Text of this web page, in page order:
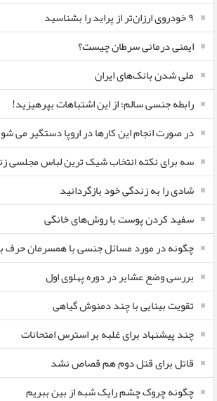
٩ خودروی ارزان‌تر از پراید را بشناسید
ایمنی درمانی سرطان چیست؟
ملی شدن بانک‌های ایران
رابطه جنسی سالم؛ از این اشتباهات بپرهیزید!
در صورت انجام این کارها در اروپا دستگیر می
سه برای نکته انتخاب شیک ترین لباس مجلسی
شادی را به زندگی خود بازگردانید
سفید کردن پوست با روش‌های خانگی
چگونه در مورد مسائل جنسی با همسرمان حرف
بررسی وضع عشایر در دوره پهلوی اول
تقویت بینایی با چند دمنوش گیاهی
چند پیشنهاد برای غلبه بر استرس امتحانات
قاتل برای قتل دوم هم قصاص نشد
چگونه چروک چشم رایک شبه از بین ببریم